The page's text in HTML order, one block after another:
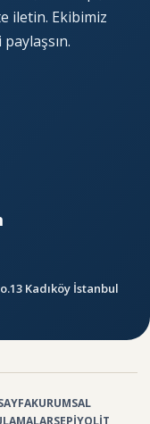
iletin. Ekibimiz
Kadıköy İstanbul
KURUMSAL
SEPİYOLİT